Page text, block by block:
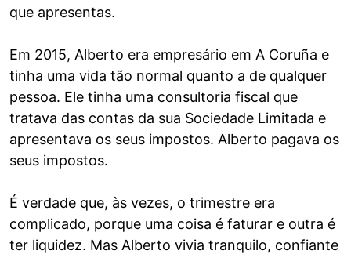
que apresentas.
Em 2015, Alberto era empresário em A Coruña e
tinha uma vida tão normal quanto a de qualquer
pessoa. Ele tinha uma consultoria fiscal que
tratava das contas da sua Sociedade Limitada e
apresentava os seus impostos. Alberto pagava os
seus impostos.
É verdade que, às vezes, o trimestre era
complicado, porque uma coisa é faturar e outra é
ter liquidez. Mas Alberto vivia tranquilo, confiante